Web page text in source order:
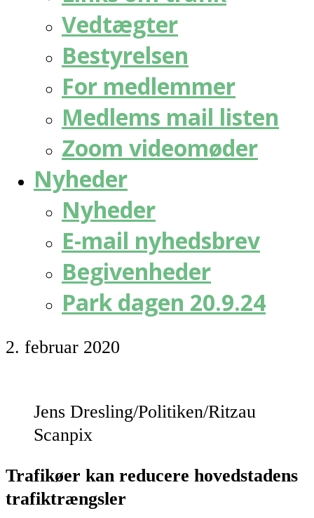
Vedtægter
Bestyrelsen
For medlemmer
Medlems mail listen
Zoom videomøder
Nyheder
Nyheder
E-mail nyhedsbrev
Begivenheder
Park dagen 20.9.24
2. februar 2020
Jens Dresling/Politiken/Ritzau
Scanpix
Trafikøer kan reducere hovedstadens
trafiktrængsler